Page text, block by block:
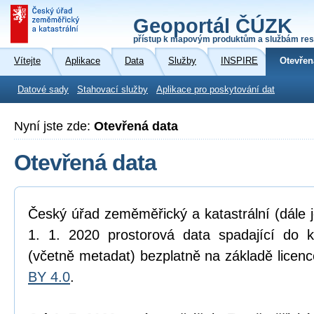
Geoportál ČÚZK
přístup k mapovým produktům a službám
Vítejte Aplikace Data Služby INSPIRE
Datové sady Stahovací služby Aplikace pro poskytování dat
Nyní jste zde: Otevřená data
Otevřená data
Český úřad zeměměřický a katastrální (dále
1. 1. 2020 prostorová data spadající do
(včetně metadat) bezplatně na základě
BY 4.0.